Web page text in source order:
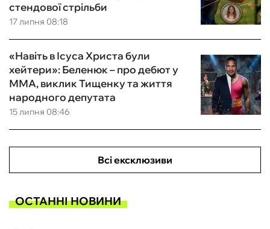
17 липня 08:18
стендової стрільби
15 липня 08:46
«Навіть в Ісуса Христа були
хейтери»: Беленюк – про дебют у
ММА, виклик Тищенку та життя
народного депутата
Всі ексклюзиви
ОСТАННІ НОВИНИ